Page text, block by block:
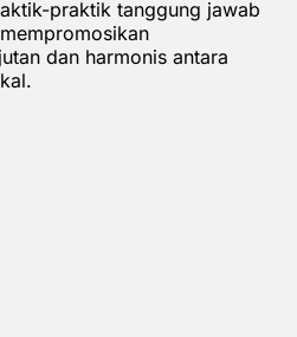
praktik tanggung jawab
dan harmonis antara